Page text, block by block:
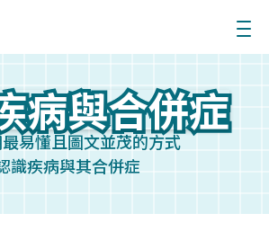
病與合併症
病與合併症
易懂且圖文並茂的方式
識疾病與其合併症